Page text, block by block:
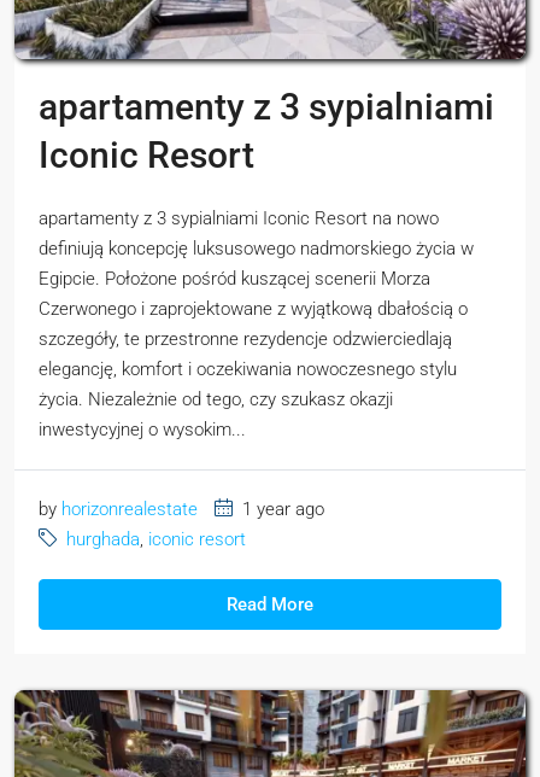
apartamenty z 3 sypialniami
Iconic Resort
apartamenty z 3 sypialniami Iconic Resort na nowo
definiują koncepcję luksusowego nadmorskiego życia w
Egipcie. Położone pośród kuszącej scenerii Morza
Czerwonego i zaprojektowane z wyjątkową dbałością o
szczegóły, te przestronne rezydencje odzwierciedlają
elegancję, komfort i oczekiwania nowoczesnego stylu
życia. Niezależnie od tego, czy szukasz okazji
inwestycyjnej o wysokim...
by horizonrealestate
1 year ago
hurghada iconic resort
Read More